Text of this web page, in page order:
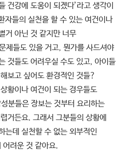
건강에 도움이 되겠다’라고 생각이
자들의 실천을 할 수 있는 여건이나
거 아닌 것 같지만 너무
제들도 있을 거고, 뭔가를 사드셔야
것들도 어려우실 수도 있고, 아이들
보고 싶어도 환경적인 것들?
황이나 여건이 되는 경우들도
분들은 장보는 것부터 요리하는
거든요. 그래서 그분들의 상황에
는데 실천할 수 없는 외부적인
려운 것 같아요.